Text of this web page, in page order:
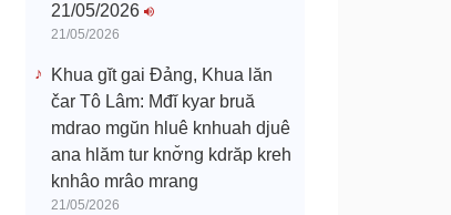
21/05/2026
21/05/2026
Khua gĭt gai Đảng, Khua lăn
čar Tô Lâm: Mđĭ kyar bruă
mdrao mgŭn hluê knhuah djuê
ana hlăm tur knơ̆ng kdrăp kreh
knhâo mrâo mrang
21/05/2026